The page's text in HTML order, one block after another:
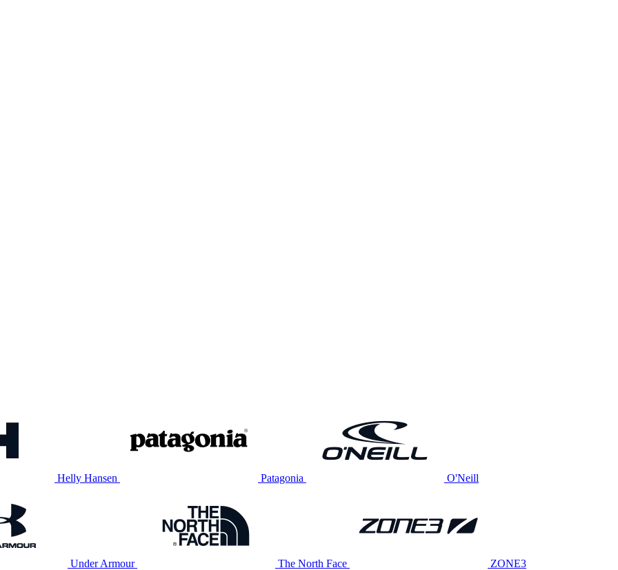
Helly Hansen Patagonia O'Neill
Under Armour The North Face ZONE3